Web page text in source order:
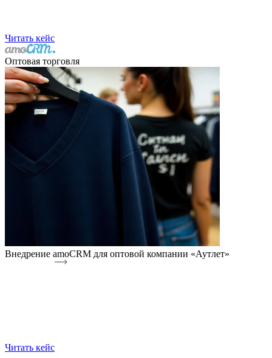
Читать кейс
Оптовая торговля
Внедрение amoCRM для оптовой компании «Аутлет»
Читать кейс